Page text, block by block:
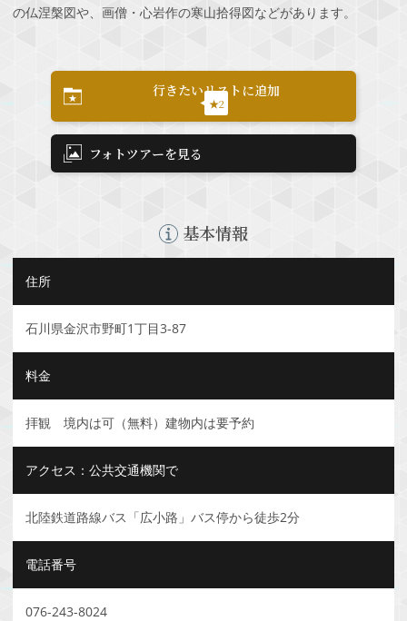
の仏涅槃図や、画僧・心岩作の寒山拾得図などがあります。
行きたいリストに追加
★2
フォトツアーを見る
基本情報
住所
石川県金沢市野町1丁目3-87
料金
拝観 境内は可（無料）建物内は要予約
アクセス：公共交通機関で
北陸鉄道路線バス「広小路」バス停から徒歩2分
電話番号
076-243-8024